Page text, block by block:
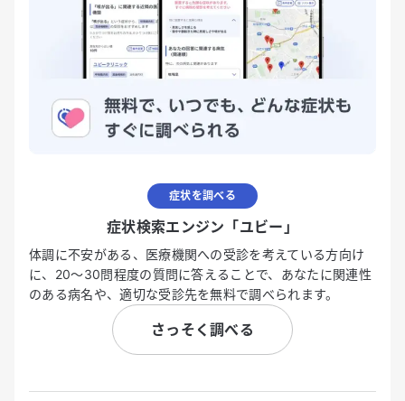
症状を調べる
症状検索エンジン「ユビー」
体調に不安がある、医療機関への受診を考えている方向け
に、20〜30問程度の質問に答えることで、あなたに関連性
のある病名や、適切な受診先を無料で調べられます。
さっそく調べる